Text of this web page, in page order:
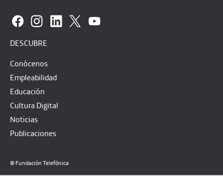
DESCUBRE
Conócenos
Empleabilidad
Educación
Cultura Digital
Noticias
Publicaciones
@ Fundación Telefónica